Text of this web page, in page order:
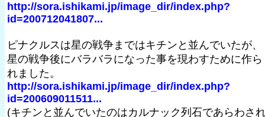
http://sora.ishikami.jp/image_dir/index.php?
id=200712041807...
ピナクルスは星の戦争まではキチンと並んでいたが、
星の戦争後にバラバラになった事を現わすために作ら
れました。
http://sora.ishikami.jp/image_dir/index.php?
id=200609011511...
(キチンと並んでいたのはカルナック列石であらわさ